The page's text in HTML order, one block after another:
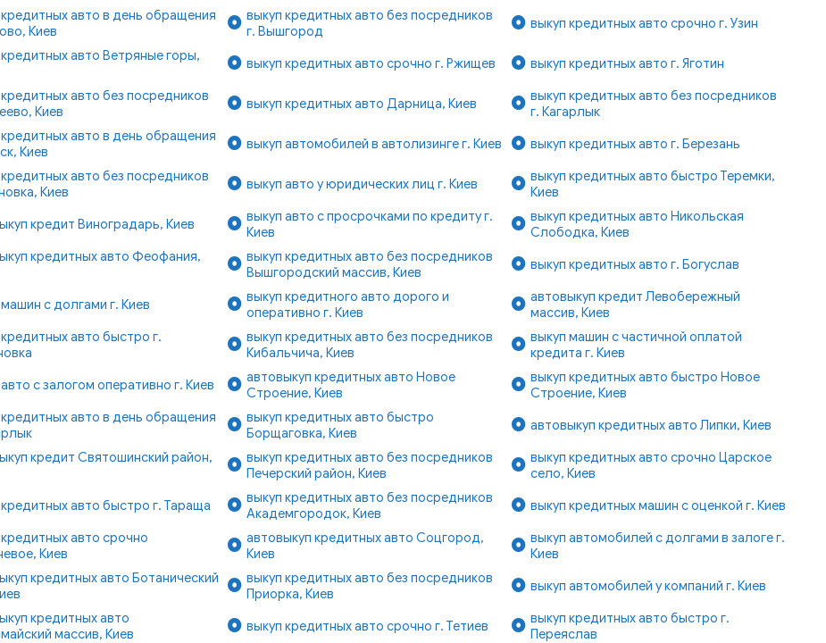
авто в день обращения
Киев
выкуп кредитных авто без посредников
г. Вышгород
выкуп кредитных авто срочно г. Узин
авто Ветряные горы,
выкуп кредитных авто срочно г. Ржищев
выкуп кредитных авто г. Яготин
авто без посредников
Киев
выкуп кредитных авто Дарница, Киев
выкуп кредитных авто без посредников
г. Кагарлык
авто в день обращения
Киев
выкуп автомобилей в автолизинге г. Киев
выкуп кредитных авто г. Березань
авто без посредников
Киев
выкуп авто у юридических лиц г. Киев
выкуп кредитных авто быстро Теремки,
Киев
кредит Виноградарь, Киев
выкуп авто с просрочками по кредиту г.
Киев
выкуп кредитных авто Никольская
Слободка, Киев
кредитных авто Феофания,
выкуп кредитных авто без посредников
Вышгородский массив, Киев
выкуп кредитных авто г. Богуслав
с долгами г. Киев
выкуп кредитного авто дорого и
оперативно г. Киев
автовыкуп кредит Левобережный
массив, Киев
авто быстро г.
выкуп кредитных авто без посредников
Кибальчича, Киев
выкуп машин с частичной оплатой
кредита г. Киев
с залогом оперативно г. Киев
автовыкуп кредитных авто Новое
Строение, Киев
выкуп кредитных авто быстро Новое
Строение, Киев
авто в день обращения
выкуп кредитных авто быстро
Борщаговка, Киев
автовыкуп кредитных авто Липки, Киев
кредит Святошинский район,
выкуп кредитных авто без посредников
Печерский район, Киев
выкуп кредитных авто срочно Царское
село, Киев
авто быстро г. Тараща
выкуп кредитных авто без посредников
Академгородок, Киев
выкуп кредитных машин с оценкой г. Киев
авто срочно
Киев
автовыкуп кредитных авто Соцгород,
Киев
выкуп автомобилей с долгами в залоге г.
Киев
кредитных авто Ботанический
выкуп кредитных авто без посредников
Приорка, Киев
выкуп автомобилей у компаний г. Киев
кредитных авто
массив, Киев
выкуп кредитных авто срочно г. Тетиев
выкуп кредитных авто быстро г.
Переяслав